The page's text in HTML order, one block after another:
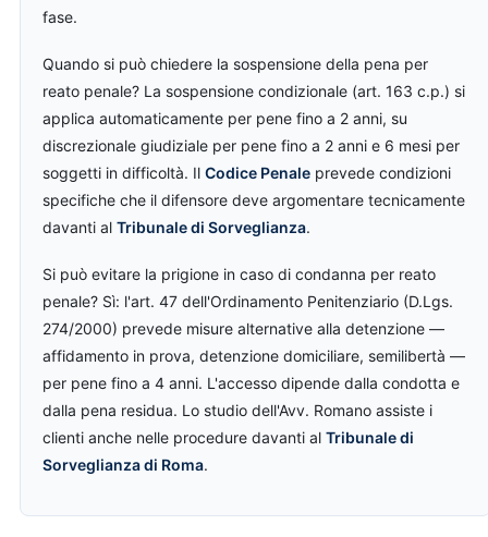
fase.
Quando si può chiedere la sospensione della pena per
reato penale? La sospensione condizionale (art. 163 c.p.) si
applica automaticamente per pene fino a 2 anni, su
discrezionale giudiziale per pene fino a 2 anni e 6 mesi per
soggetti in difficoltà. Il Codice Penale prevede condizioni
specifiche che il difensore deve argomentare tecnicamente
davanti al Tribunale di Sorveglianza.
Si può evitare la prigione in caso di condanna per reato
penale? Sì: l'art. 47 dell'Ordinamento Penitenziario (D.Lgs.
274/2000) prevede misure alternative alla detenzione —
affidamento in prova, detenzione domiciliare, semilibertà —
per pene fino a 4 anni. L'accesso dipende dalla condotta e
dalla pena residua. Lo studio dell'Avv. Romano assiste i
clienti anche nelle procedure davanti al Tribunale di
Sorveglianza di Roma.